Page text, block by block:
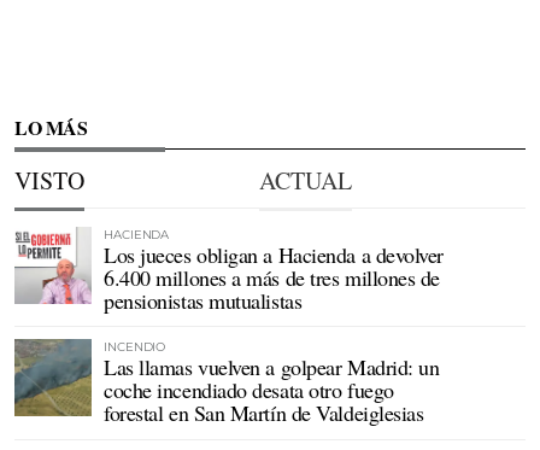
LO MÁS
VISTO ACTUAL
HACIENDA
Los jueces obligan a Hacienda a devolver
6.400 millones a más de tres millones de
pensionistas mutualistas
INCENDIO
Las llamas vuelven a golpear Madrid: un
coche incendiado desata otro fuego
forestal en San Martín de Valdeiglesias